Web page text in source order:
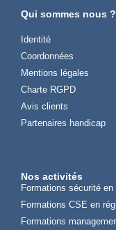
Qui sommes nous ?
Identité
Coordonnées
Mentions légales
Charte RGPD
Avis clients
Partenaires handicap
Nos activités
Formations sécurité en
Formations CSE en
Formations